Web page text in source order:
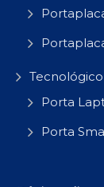
Tecnológico
Porta
Porta